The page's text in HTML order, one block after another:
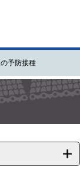
予防接種